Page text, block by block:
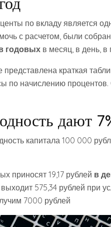
по вкладу является
с расчетом, были
годовых в месяц, в день, в
краткая
по начислению
дают
капитала 100 000
приносят 19,17 рублей в
выходит 575,34 рублей при
7000 рублей